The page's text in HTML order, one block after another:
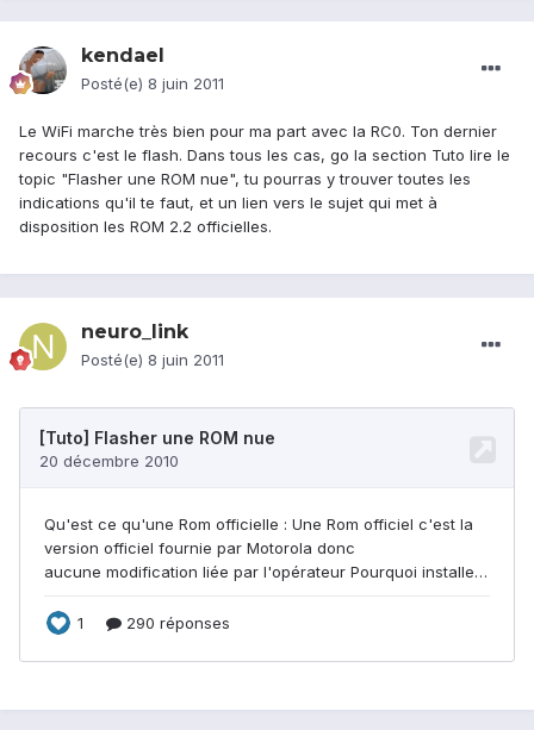
kendael
Posté(e) 8 juin 2011
Le WiFi marche très bien pour ma part avec la RC0. Ton dernier
recours c'est le flash. Dans tous les cas, go la section Tuto lire le
topic "Flasher une ROM nue", tu pourras y trouver toutes les
indications qu'il te faut, et un lien vers le sujet qui met à
disposition les ROM 2.2 officielles.
neuro_link
Posté(e) 8 juin 2011